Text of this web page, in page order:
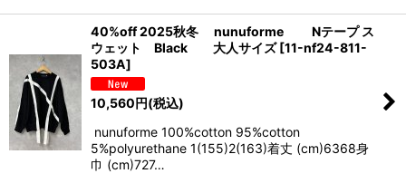
40%off 2025秋冬 nunuforme Nテープ ス
ウェット Black 大人サイズ [11-nf24-811-
503A]
10,560円(税込)
nunuforme 100%cotton 95%cotton
5%polyurethane 1(155)2(163)着丈 (cm)6368身
巾 (cm)727…